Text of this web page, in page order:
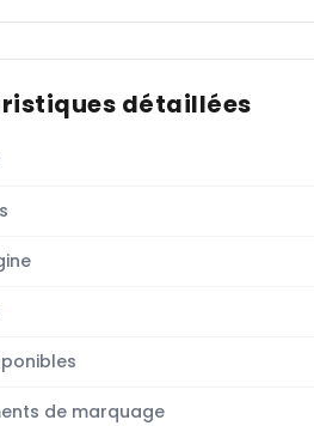
détaillées
de marquage